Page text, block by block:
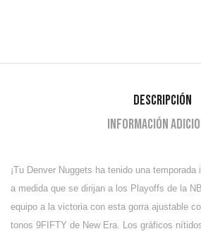
Descripción
Información
¡Tu Denver Nuggets ha tenido una
a medida que se dirijan a los Playoffs de la
equipo a la victoria con esta gorra ajustable
tonos 9FIFTY de New Era. Los gráficos